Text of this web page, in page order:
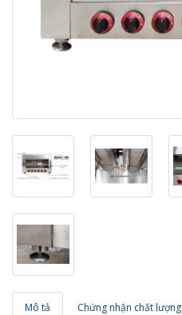
Mô tả Chứng nhận chất lượng